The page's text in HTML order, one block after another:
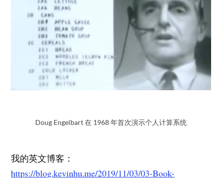
Doug Engelbart 在 1968 年首次演示个人计算系统
我的英文博客：
https://blog.kevinhu.me/2019/11/03/03-Book-